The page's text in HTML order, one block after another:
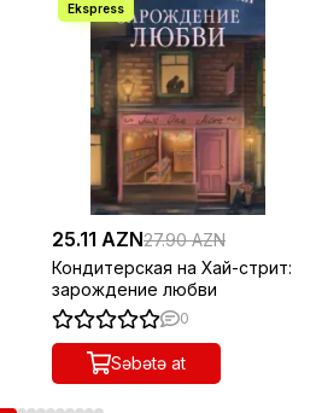
25.11 AZN27.90 AZN
Кондитерская на Хай-стрит:
зарождение любви
0
Səbətə at